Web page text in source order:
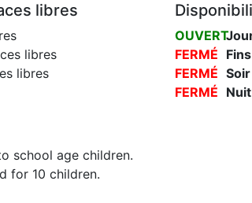
libres
libres
libres
OUVERT
FERMÉ
FERMÉ Soir
FERMÉ Nuit
school age children.
for 10 children.